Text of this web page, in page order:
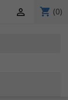
shopping_cart (0)
